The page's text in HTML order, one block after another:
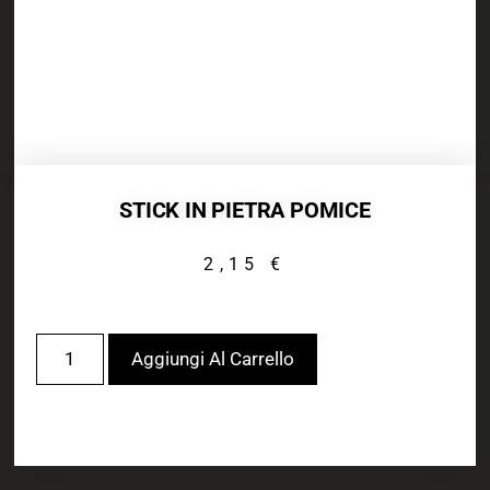
STICK IN PIETRA POMICE
2,15€
Aggiungi Al Carrello